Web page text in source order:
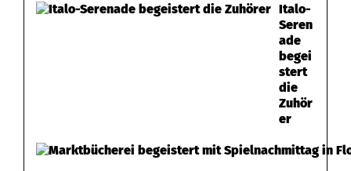
Italo-
Seren
ade
begei
stert
die
Zuhör
er